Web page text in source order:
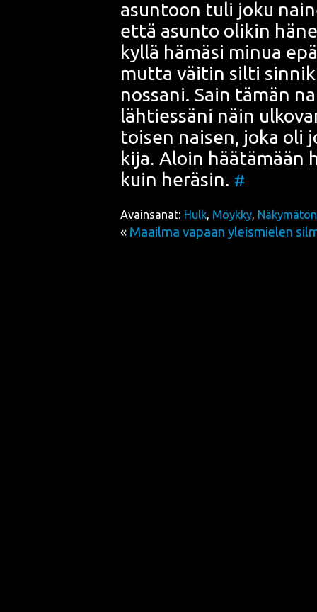
asun­toon tuli joku
että asun­to oli­kin
kyl­lä hämä­si minua
mut­ta väi­tin sil­ti
nos­sa­ni. Sain tämän
läh­ties­sä­ni näin
toi­sen nai­sen, joka oli
ki­ja. Aloin hää­tä­mään
kuin herä­sin. #
Avainsanat: Hulk Möykky
« Maailma vapaan yleismielen